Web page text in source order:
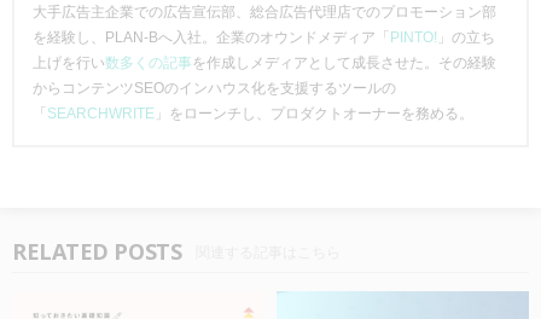
大手広告主企業での広告宣伝部、総合広告代理店でのプロモーション部
を経験し、PLAN-Bへ入社。企業のオウンドメディア「 PINTO! 」の立ち
上げを行い数多くの記事を作成しメディアとして成長させた。その経験
からコンテンツSEOのインハウス化を支援するツールの
「 SEARCHWRITE 」をローンチし、プロダクトオーナーを務める。
RELATED POSTS